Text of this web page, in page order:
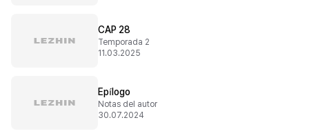
CAP 28
Temporada 2
11.03.2025
Epílogo
Notas del autor
30.07.2024